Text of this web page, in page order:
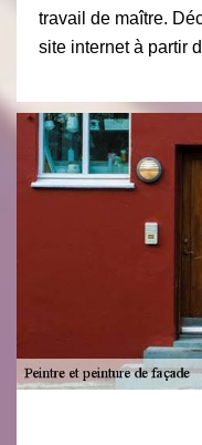
travail de maître.
site internet à partir